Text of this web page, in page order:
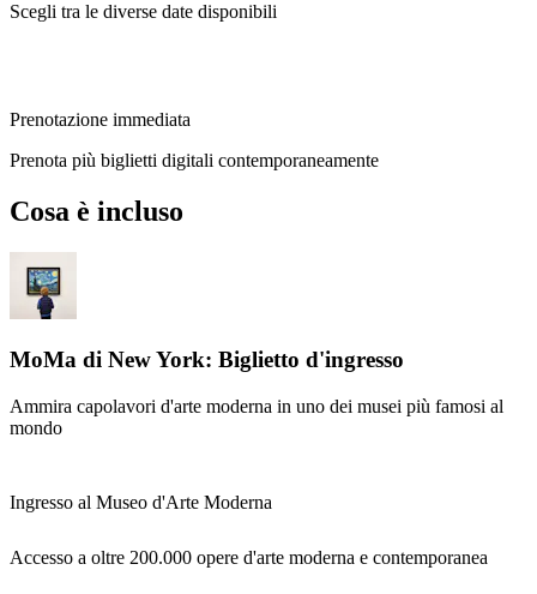
Scegli tra le diverse date disponibili
Prenotazione immediata
Prenota più biglietti digitali contemporaneamente
Cosa è incluso
MoMa di New York: Biglietto d'ingresso
Ammira capolavori d'arte moderna in uno dei musei più famosi al
mondo
Ingresso al Museo d'Arte Moderna
Accesso a oltre 200.000 opere d'arte moderna e contemporanea